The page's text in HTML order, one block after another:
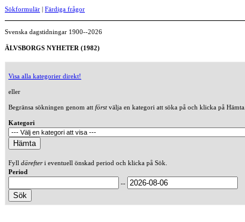
Sökformulär | Färdiga frågor
Svenska dagstidningar 1900--2026
ÄLVSBORGS NYHETER (1982)
Visa alla kategorier direkt!
eller
Begränsa sökningen genom att förstvälja en kategori att söka på och klicka på Hämta.
Kategori
Fyll därefteri eventuell önskad period och klicka på Sök.
Period
--